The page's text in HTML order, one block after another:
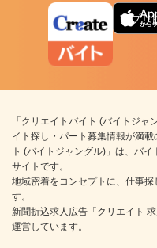
アプリ
「クリエイトバイト (バイトジ
イト探し・パート募集情報が満
ト (バイトジャングル)」は、バ
サイトです。
地域密着をコンセプトに、仕事
す。
新聞折込求人広告「クリエイト
運営しています。